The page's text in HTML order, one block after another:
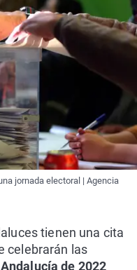
jornada electoral | Agencia
tienen una cita
celebrarán las
de 2022